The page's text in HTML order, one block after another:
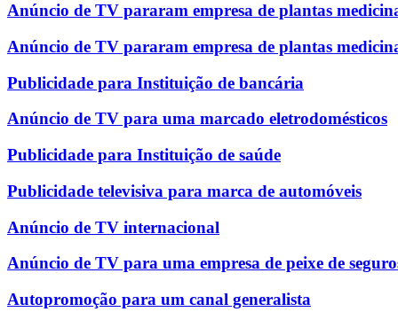
Anúncio de TV pararam empresa de plantas
Anúncio de TV pararam empresa de plantas
Publicidade para Instituição de bancária
Anúncio de TV para uma marcado eletrodomésticos
Publicidade para Instituição de saúde
Publicidade televisiva para marca de automóveis
Anúncio de TV internacional
Anúncio de TV para uma empresa de peixe de
Autopromoção para um canal generalista